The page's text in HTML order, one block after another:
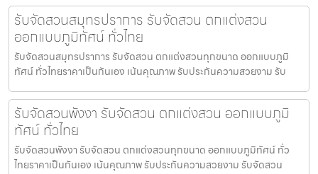
รับจัดสวนสมุทรปราการ รับจัดสวน ตกแต่งสวน
ออกแบบภูมิทัศน์ ทั่วไทย
รับจัดสวนสมุทรปราการ รับจัดสวน ตกแต่งสวนทุกขนาด ออกแบบภูมิ
ทัศน์ ทั่วไทยราคาเป็นกันเอง เน้นคุณภาพ รับประกันความสวยงาม รับ
รับจัดสวนพังงา รับจัดสวน ตกแต่งสวน ออกแบบภูมิ
ทัศน์ ทั่วไทย
รับจัดสวนพังงา รับจัดสวน ตกแต่งสวนทุกขนาด ออกแบบภูมิทัศน์ ทั่ว
ไทยราคาเป็นกันเอง เน้นคุณภาพ รับประกันความสวยงาม รับจัดสวน